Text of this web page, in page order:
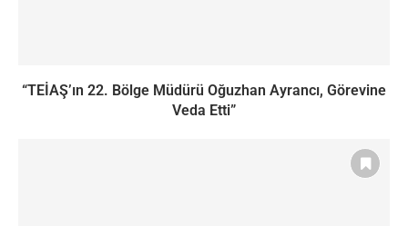
“TEİAŞ’ın 22. Bölge Müdürü Oğuzhan Ayrancı, Görevine
Veda Etti”